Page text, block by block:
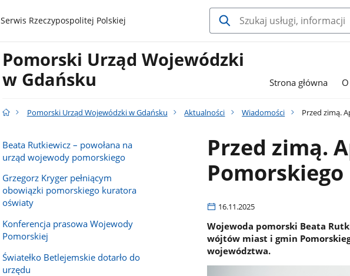
gov.pl
Serwis Rzeczypospolitej Polskiej
Pomorski Urząd Wojewódzki
w Gdańsku
Strona główna
Pomorski Urząd Wojewódzki w Gdańsku Aktualności Wiadomości Przed zimą.
Beata Rutkiewicz – powołana na
urząd wojewody pomorskiego
Grzegorz Kryger pełniącym
obowiązki pomorskiego kuratora
oświaty
Konferencja prasowa Wojewody
Pomorskiej
Światełko Betlejemskie dotarło do
urzędu
Przed zimą.
Pomorskiego
16.11.2025
Wojewoda pomorski Beata
wójtów miast i gmin
województwa.